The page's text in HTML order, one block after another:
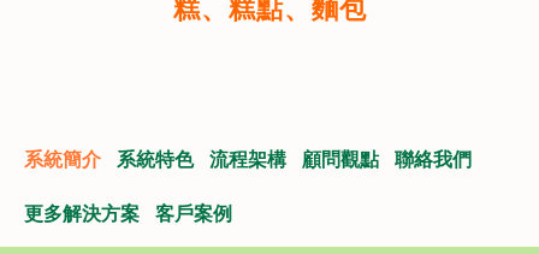
糕、糕點、麵包
系統簡介 系統特色 流程架構 顧問觀點 聯絡我們
更多解決方案 客戶案例